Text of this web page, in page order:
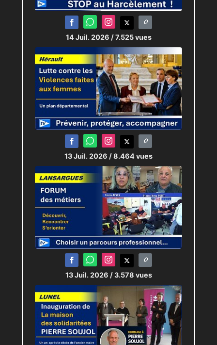
14 Juil. 2026 / 7.525 vues
13 Juil. 2026 / 8.464 vues
13 Juil. 2026 / 3.578 vues